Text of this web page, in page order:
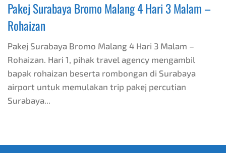
Pakej Surabaya Bromo Malang 4 Hari 3 Malam –
Rohaizan
Pakej Surabaya Bromo Malang 4 Hari 3 Malam –
Rohaizan. Hari 1, pihak travel agency mengambil
bapak rohaizan beserta rombongan di Surabaya
airport untuk memulakan trip pakej percutian
Surabaya...